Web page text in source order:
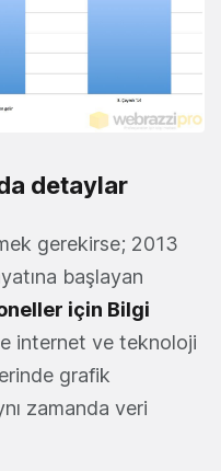
detaylar
gerekirse; 2013
başlayan
için Bilgi
internet ve teknoloji
grafik
zamanda veri